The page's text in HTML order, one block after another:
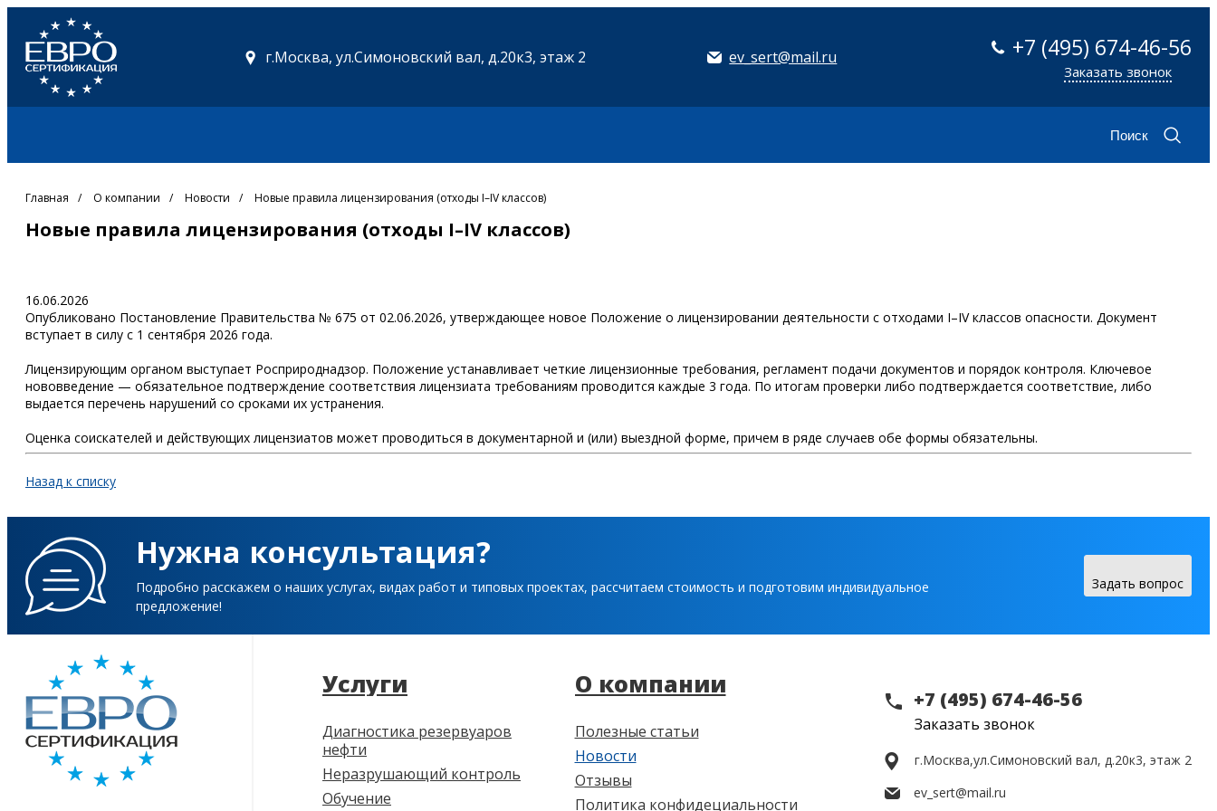
г.Москва, ул.Симоновский вал, д.20к3, этаж 2 ev_sert@mail.ru +7 (495) 674-46-56
Заказать звонок
Поиск
Главная / О компании / Новости / Новые правила лицензирования (отходы I–IV классов)
Новые правила лицензирования (отходы I–IV классов)
16.06.2026
Опубликовано Постановление Правительства № 675 от 02.06.2026, утверждающее новое Положение о лицензировании деятельности с отходами I–IV классов опасности. Документ
вступает в силу с 1 сентября 2026 года.
Лицензирующим органом выступает Росприроднадзор. Положение устанавливает четкие лицензионные требования, регламент подачи документов и порядок контроля. Ключевое
нововведение — обязательное подтверждение соответствия лицензиата требованиям проводится каждые 3 года. По итогам проверки либо подтверждается соответствие, либо
выдается перечень нарушений со сроками их устранения.
Оценка соискателей и действующих лицензиатов может проводиться в документарной и (или) выездной форме, причем в ряде случаев обе формы обязательны.
Назад к списку
Нужна консультация?
Подробно расскажем о наших услугах, видах работ и типовых проектах, рассчитаем стоимость и подготовим индивидуальное
предложение!
Задать вопрос
Услуги
Диагностика резервуаров
нефти
Неразрушающий контроль
Обучение
О компании
Полезные статьи
Новости
Отзывы
Политика конфидециальности
+7 (495) 674-46-56
Заказать звонок
г.Москва,ул.Симоновский вал, д.20к3, этаж 2
ev_sert@mail.ru